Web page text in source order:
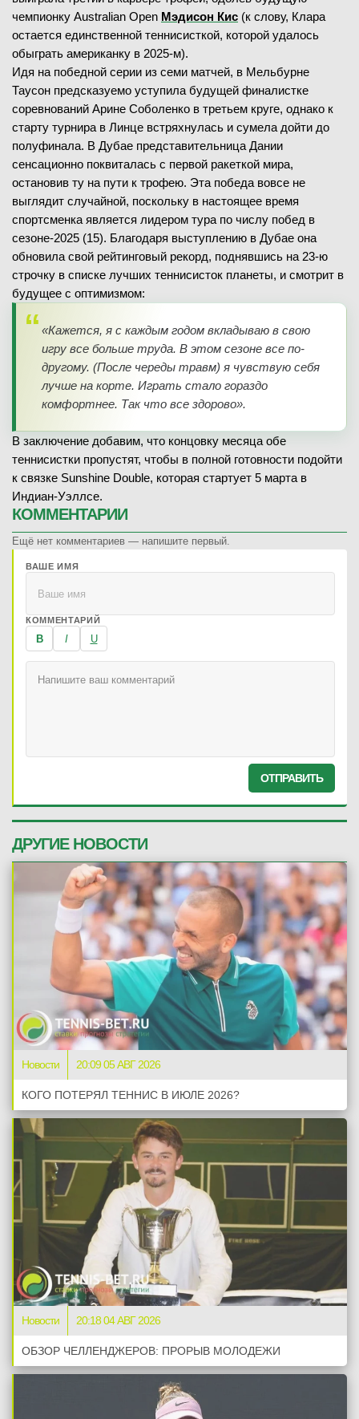
чемпионку Australian Open Мэдисон Кис (к слову, Клара
остается единственной теннисисткой, которой удалось
обыграть американку в 2025-м).
Идя на победной серии из семи матчей, в Мельбурне
Таусон предсказуемо уступила будущей финалистке
соревнований Арине Соболенко в третьем круге, однако к
старту турнира в Линце встряхнулась и сумела дойти до
полуфинала. В Дубае представительница Дании
сенсационно поквиталась с первой ракеткой мира,
остановив ту на пути к трофею. Эта победа вовсе не
выглядит случайной, поскольку в настоящее время
спортсменка является лидером тура по числу побед в
сезоне-2025 (15). Благодаря выступлению в Дубае она
обновила свой рейтинговый рекорд, поднявшись на 23-ю
строчку в списке лучших теннисисток планеты, и смотрит в
будущее с оптимизмом:
«Кажется, я с каждым годом вкладываю в свою
игру все больше труда. В этом сезоне все по-
другому. (После череды травм) я чувствую себя
лучше на корте. Играть стало гораздо
комфортнее. Так что все здорово».
В заключение добавим, что концовку месяца обе
теннисистки пропустят, чтобы в полной готовности подойти
к связке Sunshine Double, которая стартует 5 марта в
Индиан-Уэллсе.
КОММЕНТАРИИ
Ещё нет комментариев — напишите первый.
ВАШЕ ИМЯ
КОММЕНТАРИЙ
B I U
ОТПРАВИТЬ
ДРУГИЕ НОВОСТИ
Новости 20:09 05 АВГ 2026
КОГО ПОТЕРЯЛ ТЕННИС В ИЮЛЕ 2026?
Новости 20:18 04 АВГ 2026
ОБЗОР ЧЕЛЛЕНДЖЕРОВ: ПРОРЫВ МОЛОДЕЖИ